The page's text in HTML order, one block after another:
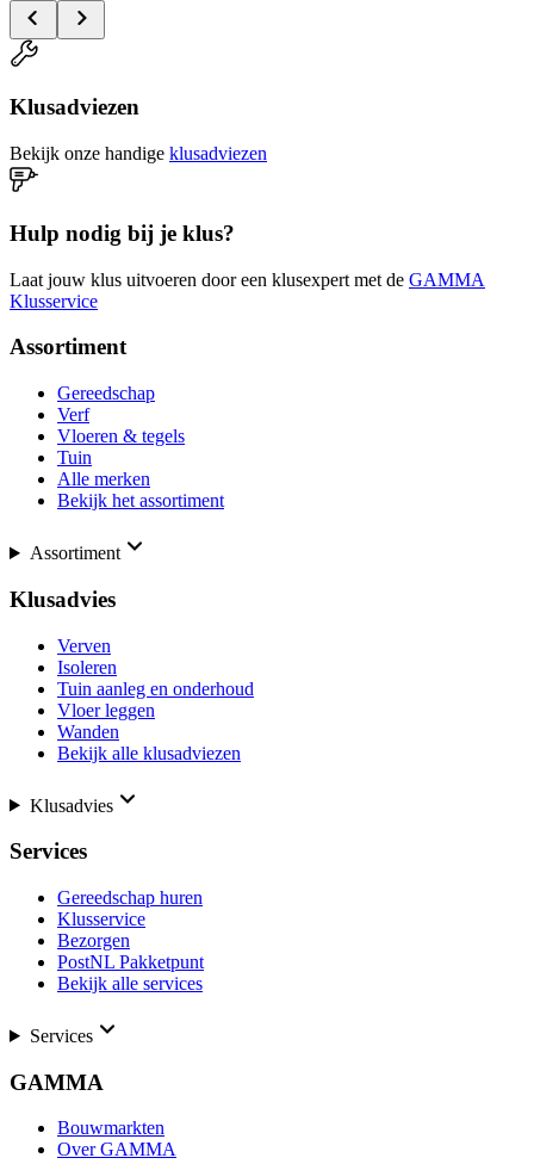
Klusadviezen
Bekijk onze handige klusadviezen
Hulp nodig bij je klus?
Laat jouw klus uitvoeren door een klusexpert met de GAMMA
Klusservice
Assortiment
Gereedschap
Verf
Vloeren & tegels
Tuin
Alle merken
Bekijk het assortiment
Assortiment
Klusadvies
Verven
Isoleren
Tuin aanleg en onderhoud
Vloer leggen
Wanden
Bekijk alle klusadviezen
Klusadvies
Services
Gereedschap huren
Klusservice
Bezorgen
PostNL Pakketpunt
Bekijk alle services
Services
GAMMA
Bouwmarkten
Over GAMMA